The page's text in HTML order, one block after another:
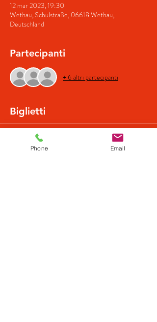
12 mar 2023, 19:30
Wethau, Schulstraße, 06618 Wethau,
Deutschland
Partecipanti
+ 6 altri partecipanti
Biglietti
Vendita terminata
Phone Email